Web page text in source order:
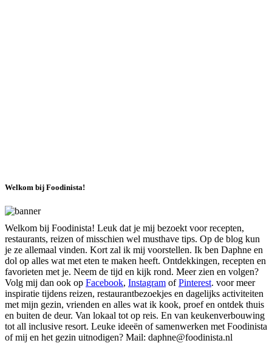
Welkom bij Foodinista!
Welkom bij Foodinista! Leuk dat je mij bezoekt voor recepten,
restaurants, reizen of misschien wel musthave tips. Op de blog kun
je ze allemaal vinden. Kort zal ik mij voorstellen. Ik ben Daphne en
dol op alles wat met eten te maken heeft. Ontdekkingen, recepten en
favorieten met je. Neem de tijd en kijk rond. Meer zien en volgen?
Volg mij dan ook op Facebook, Instagram ofPinterest. voor meer
inspiratie tijdens reizen, restaurantbezoekjes en dagelijks activiteiten
met mijn gezin, vrienden en alles wat ik kook, proef en ontdek thuis
en buiten de deur. Van lokaal tot op reis. En van keukenverbouwing
tot all inclusive resort. Leuke ideeën of samenwerken met Foodinista
of mij en het gezin uitnodigen? Mail: daphne@foodinista.nl